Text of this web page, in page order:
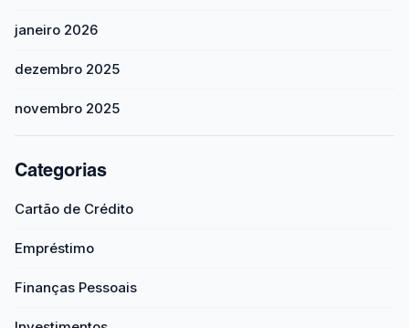
janeiro 2026
dezembro 2025
novembro 2025
Categorias
Cartão de Crédito
Empréstimo
Finanças Pessoais